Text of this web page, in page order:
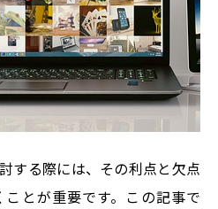
する際には、その利点と欠点
とが重要です。この記事で